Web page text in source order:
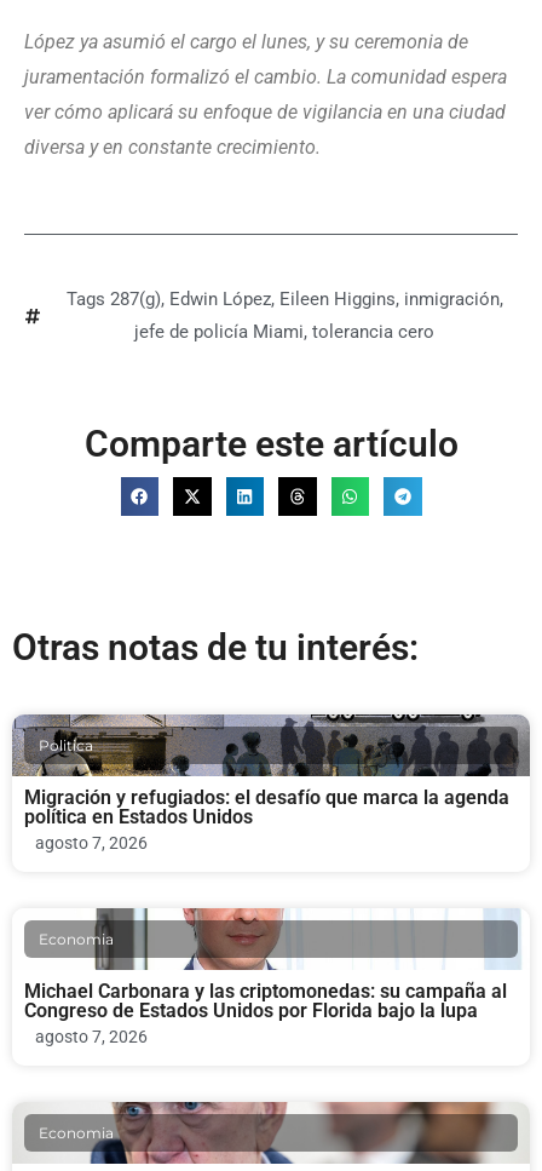
López ya asumió el cargo el lunes, y su ceremonia de
juramentación formalizó el cambio. La comunidad espera
ver cómo aplicará su enfoque de vigilancia en una ciudad
diversa y en constante crecimiento.
Tags 287(g), Edwin López, Eileen Higgins, inmigración,
jefe de policía Miami, tolerancia cero
Comparte este artículo
Otras notas de tu interés:
Politica
Migración y refugiados: el desafío que marca la agenda
política en Estados Unidos
agosto 7, 2026
Economia
Michael Carbonara y las criptomonedas: su campaña al
Congreso de Estados Unidos por Florida bajo la lupa
agosto 7, 2026
Economia